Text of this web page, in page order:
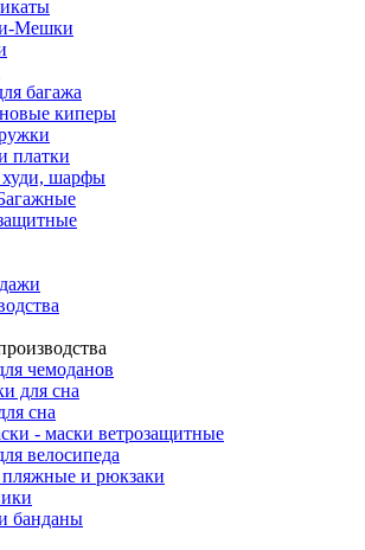
Мешки
багажа
киперы
платки
шарфы
чемоданов
для сна
сна
- маски ветрозащитные
велосипеда
и рюкзаки
банданы